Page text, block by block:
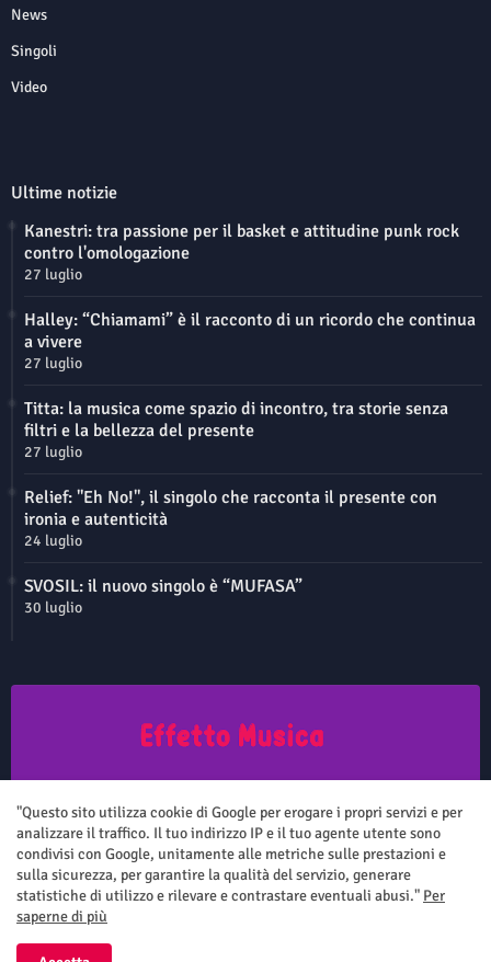
News
Singoli
Video
Ultime notizie
Kanestri: tra passione per il basket e attitudine punk rock
contro l'omologazione
27 luglio
Halley: “Chiamami” è il racconto di un ricordo che continua
a vivere
27 luglio
Titta: la musica come spazio di incontro, tra storie senza
filtri e la bellezza del presente
27 luglio
Relief: "Eh No!", il singolo che racconta il presente con
ironia e autenticità
24 luglio
SVOSIL: il nuovo singolo è “MUFASA”
30 luglio
aggiornato senza nessuna periodicità. Non può pertanto considerarsi
un prodotto editoriale ai sensi della legge n.62 del 7.03.2001
Home
"Questo sito utilizza cookie di Google per erogare i propri servizi e per
analizzare il traffico. Il tuo indirizzo IP e il tuo agente utente sono
condivisi con Google, unitamente alle metriche sulle prestazioni e
sulla sicurezza, per garantire la qualità del servizio, generare
statistiche di utilizzo e rilevare e contrastare eventuali abusi." Per
saperne di più